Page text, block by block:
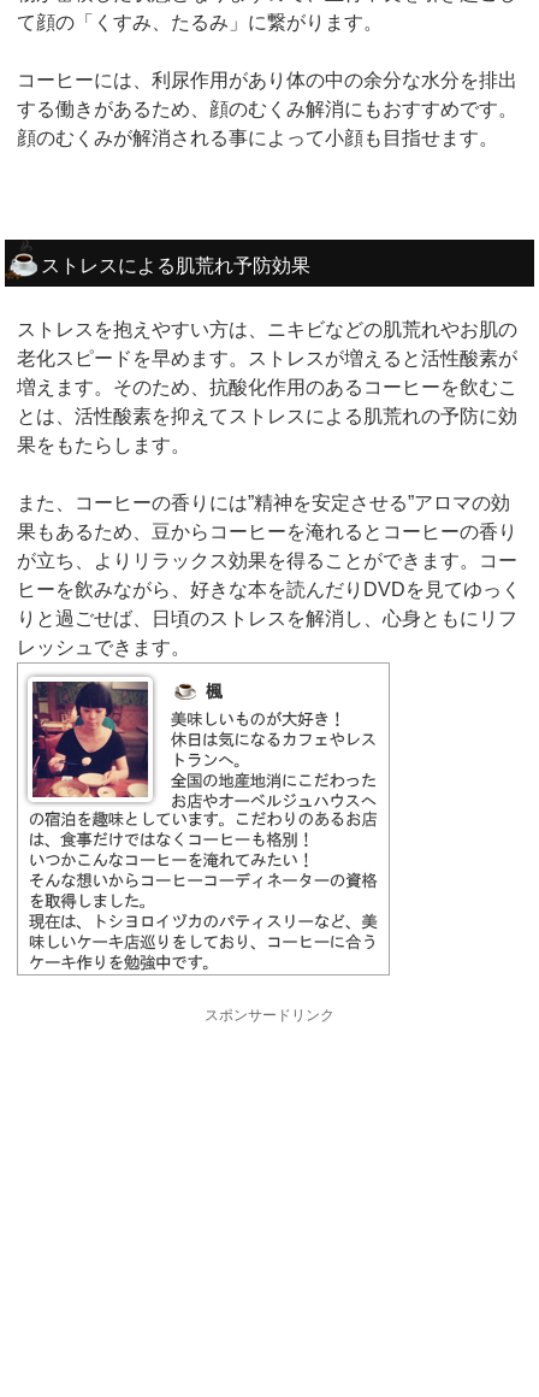
て顔の「くすみ、たるみ」に繋がります。
コーヒーには、利尿作用があり体の中の余分な水分を排出
する働きがあるため、顔のむくみ解消にもおすすめです。
顔のむくみが解消される事によって小顔も目指せます。
ストレスによる肌荒れ予防効果
ストレスを抱えやすい方は、ニキビなどの肌荒れやお肌の
老化スピードを早めます。ストレスが増えると活性酸素が
増えます。そのため、抗酸化作用のあるコーヒーを飲むこ
とは、活性酸素を抑えてストレスによる肌荒れの予防に効
果をもたらします。
また、コーヒーの香りには”精神を安定させる”アロマの効
果もあるため、豆からコーヒーを淹れるとコーヒーの香り
が立ち、よりリラックス効果を得ることができます。コー
ヒーを飲みながら、好きな本を読んだりDVDを見てゆっく
りと過ごせば、日頃のストレスを解消し、心身ともにリフ
レッシュできます。
スポンサードリンク